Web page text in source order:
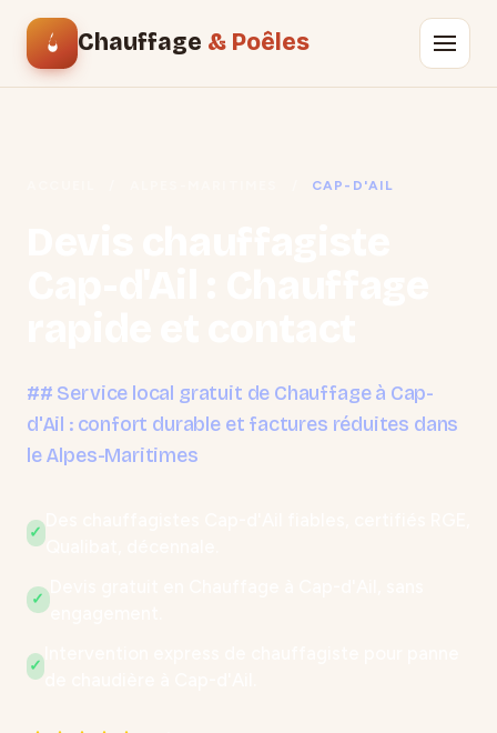
Chauffage & Poêles
CAP-D'AIL
## Service local gratuit de Chauffage à Cap-
d'Ail : confort durable et factures réduites dans
le Alpes-Maritimes
✓
Qualibat, décennale.
✓
✓